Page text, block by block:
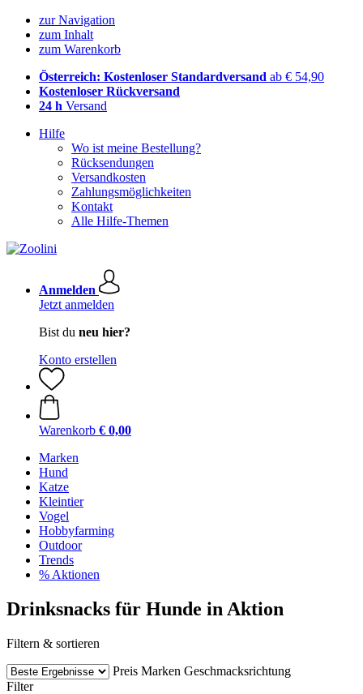
zur Navigation
zum Inhalt
zum Warenkorb
Österreich: Kostenloser Standardversand ab € 54,90
Kostenloser Rückversand
24 h Versand
Hilfe
Wo ist meine Bestellung?
Rücksendungen
Versandkosten
Zahlungsmöglichkeiten
Kontakt
Alle Hilfe-Themen
Anmelden
Jetzt anmelden
Bist du neu hier?
Konto erstellen
Warenkorb € 0,00
Marken
Hund
Katze
Kleintier
Vogel
Hobbyfarming
Outdoor
Trends
% Aktionen
Drinksnacks für Hunde in Aktion
Filtern & sortieren
Preis Marken Geschmacksrichtung
Filter